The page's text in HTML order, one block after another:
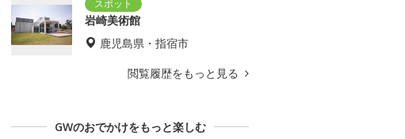
岩崎美術館
鹿児島県・指宿市
閲覧履歴をもっと見る
GWのおでかけをもっと楽しむ